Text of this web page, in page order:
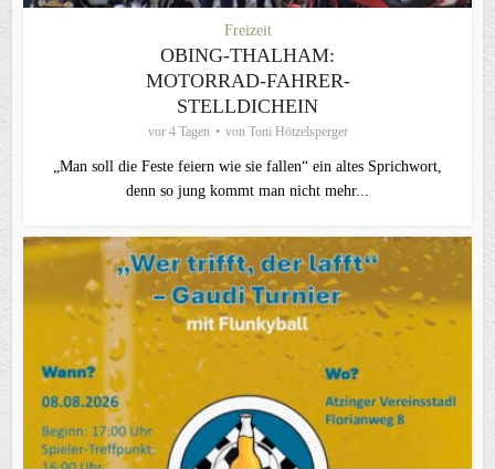
Freizeit
OBING-THALHAM:
MOTORRAD-FAHRER-
STELLDICHEIN
vor 4 Tagen von Toni Hötzelsperger
„Man soll die Feste feiern wie sie fallen“ ein altes Sprichwort,
denn so jung kommt man nicht mehr...